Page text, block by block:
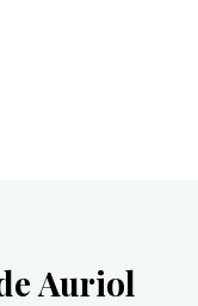
Auriol